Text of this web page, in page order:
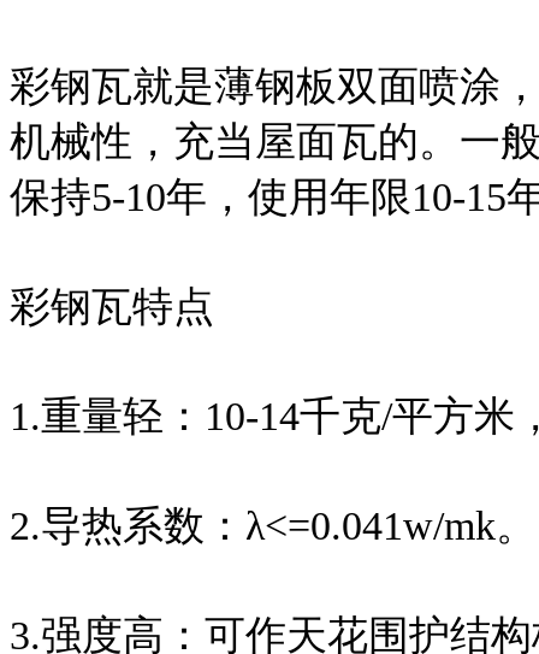
彩钢瓦就是薄钢板双面喷涂
机械性，充当屋面瓦的。一
保持5-10年，使用年限10-15
彩钢瓦特点
1.重量轻：10-14千克/平方米
2.导热系数：λ<=0.041w/mk。
3.强度高：可作天花围护结